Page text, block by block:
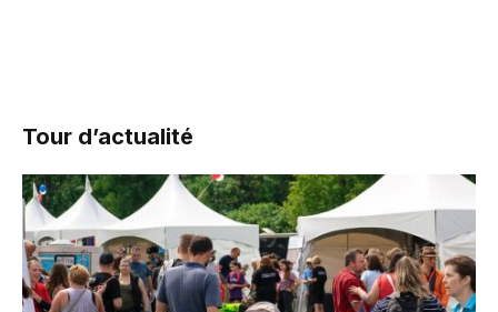
Tour d’actualité